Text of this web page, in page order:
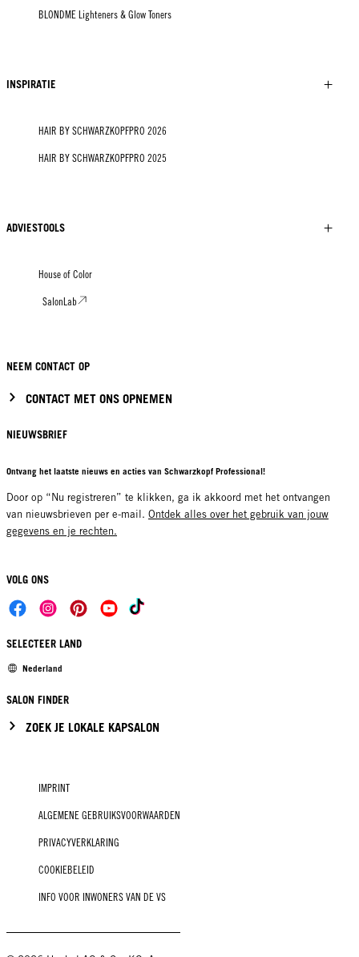
BLONDME Lighteners & Glow Toners
INSPIRATIE
HAIR BY SCHWARZKOPFPRO 2026
HAIR BY SCHWARZKOPFPRO 2025
ADVIESTOOLS
House of Color
SalonLab
NEEM CONTACT OP
CONTACT MET ONS OPNEMEN
NIEUWSBRIEF
Ontvang het laatste nieuws en acties van Schwarzkopf Professional!
Door op “Nu registreren” te klikken, ga ik akkoord met het ontvangen
van nieuwsbrieven per e-mail. Ontdek alles over het gebruik van jouw
gegevens en je rechten.
VOLG ONS
SELECTEER LAND
Nederland
SALON FINDER
ZOEK JE LOKALE KAPSALON
IMPRINT
ALGEMENE GEBRUIKSVOORWAARDEN
PRIVACYVERKLARING
COOKIEBELEID
INFO VOOR INWONERS VAN DE VS